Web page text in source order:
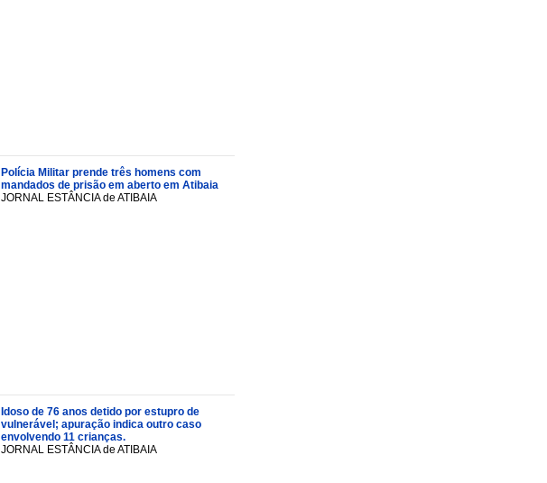
Polícia Militar prende três homens com
mandados de prisão em aberto em Atibaia
JORNAL ESTÂNCIA de ATIBAIA
Idoso de 76 anos detido por estupro de
vulnerável; apuração indica outro caso
envolvendo 11 crianças.
JORNAL ESTÂNCIA de ATIBAIA